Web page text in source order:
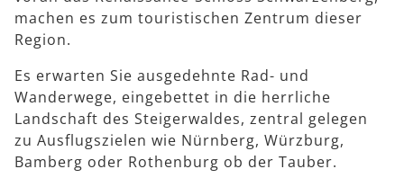
machen es zum touristischen Zentrum dieser
Region.
Es erwarten Sie ausgedehnte Rad- und
Wanderwege, eingebettet in die herrliche
Landschaft des Steigerwaldes, zentral gelegen
zu Ausflugszielen wie Nürnberg, Würzburg,
Bamberg oder Rothenburg ob der Tauber.